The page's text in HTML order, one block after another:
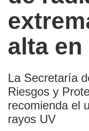
alta en
La Secretaría
Riesgos y
recomienda el
rayos UV